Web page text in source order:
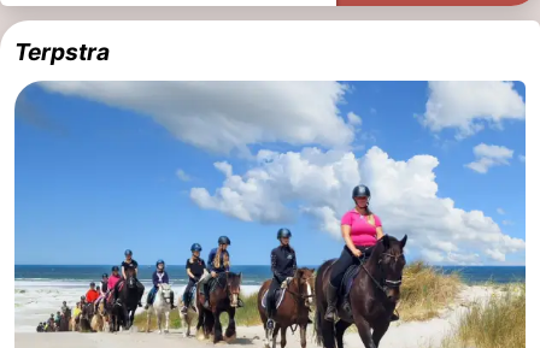
Last
minutes
Plages
Musées
-
Terpstra